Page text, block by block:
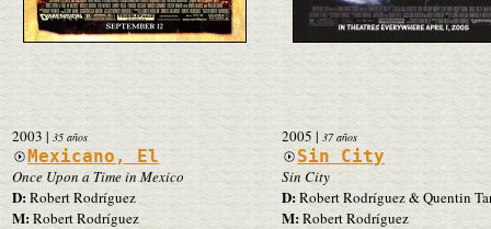
2003 | 35 años
Mexicano, El
Once Upon a Time in Mexico
D:Robert Rodríguez
M: Robert Rodríguez
2005| 37 años
Sin City
Sin City
D: Robert Rodríguez & Quentin
M:Robert Rodríguez